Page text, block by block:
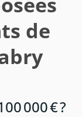
de
000 € ?